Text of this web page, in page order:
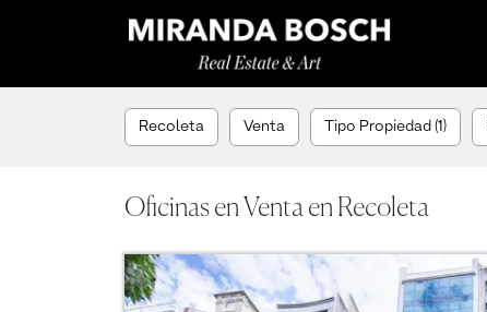
Recoleta Venta Tipo Propiedad (1)
Oficinas en Venta en Recoleta